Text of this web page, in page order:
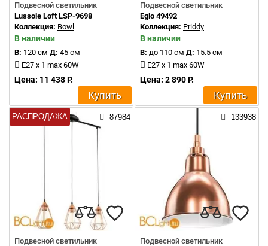
Подвесной светильник
Lussole Loft LSP-9698
Коллекция: Bowl
В наличии
В: 120 см Д: 45 см
E27 x 1 max 60W
Цена: 11 438 Р.
Купить
Подвесной светильник
Eglo 49492
Коллекция: Priddy
В наличии
В: до 110 см Д: 15.5 см
E27 x 1 max 60W
Цена: 2 890 Р.
Купить
РАСПРОДАЖА 87984
Подвесной светильник
133938
Подвесной светильник